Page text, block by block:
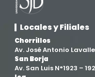
Facultad de Derecho
Facultad de Ingenierías
Filial Chincha
Locales y Filiales
Chorrillos
Av. José Antonio
San Borja
Av. San Luis N°1923 –